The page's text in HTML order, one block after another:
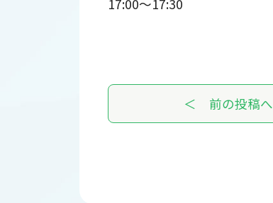
17:00～17:30
＜ 前の投稿へ